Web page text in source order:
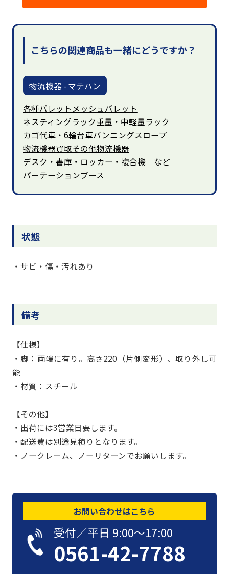
こちらの関連商品も一緒にどうですか？
物流機器 - マテハン
各種パレット メッシュパレット
ネスティングラック重量・中軽量ラック
カゴ代車・6輪台車バンニングスロープ
物流機器買取その他物流機器
デスク・書庫・ロッカー・複合機 など
パーテーションブース
状態
・サビ・傷・汚れあり
備考
【仕様】
・脚：両端に有り。高さ220（片側変形）、取り外し可
能
・材質：スチール
【その他】
・出荷には3営業日要します。
・配送費は別途見積りとなります。
・ノークレーム、ノーリターンでお願いします。
お問い合わせはこちら
受付／平日 9:00〜17:00
0561-42-7788